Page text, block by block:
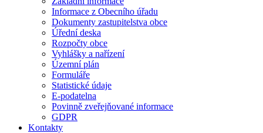
Informace z Obecního úřadu
Dokumenty zastupitelstva obce
Úřední deska
Rozpočty obce
Vyhlášky a nařízení
Územní plán
Formuláře
Statistické údaje
E-podatelna
Povinně zveřejňované informace
GDPR
Kontakty